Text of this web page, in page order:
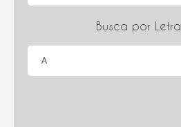
Busca por Letra